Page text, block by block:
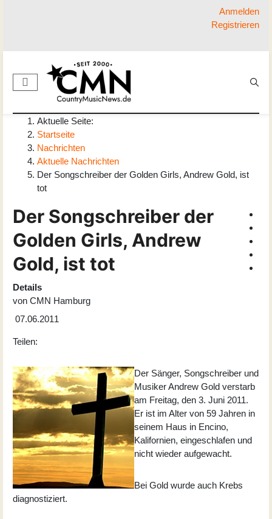
Anmelden
Registrieren
Aktuelle Seite:
Startseite
Nachrichten
Aktuelle Nachrichten
Der Songschreiber der Golden Girls, Andrew Gold, ist
tot
Der Songschreiber der
Golden Girls, Andrew
Gold, ist tot
Details
von CMN Hamburg
07.06.2011
Teilen:
Der Sänger, Songschreiber und
Musiker Andrew Gold verstarb
am Freitag, den 3. Juni 2011.
Er ist im Alter von 59 Jahren in
seinem Haus in Encino,
Kalifornien, eingeschlafen und
nicht wieder aufgewacht.
Bei Gold wurde auch Krebs
diagnostiziert.